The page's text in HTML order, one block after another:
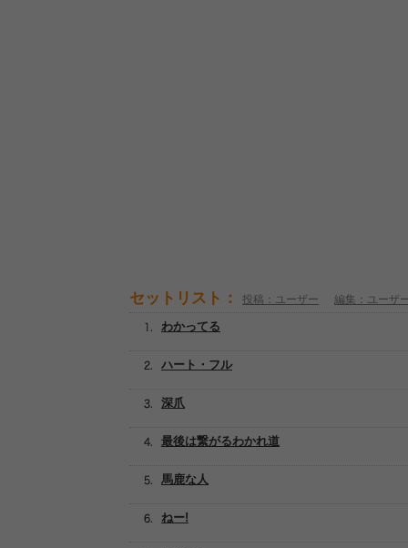
セットリスト： 投稿：ユーザー 編集：ユーザ
ハート・フル
馬鹿な人
最後は繋がるわかれ道
深爪
ねー!
わかってる